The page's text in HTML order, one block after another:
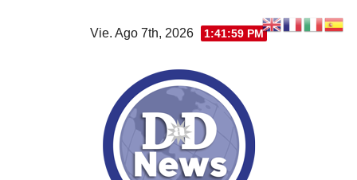
Vie. Ago 7th, 2026 1:42:00 PM